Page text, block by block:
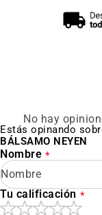
No hay
Estás opinando
BÁLSAMO NEYEN
Nombre
Tu calificación